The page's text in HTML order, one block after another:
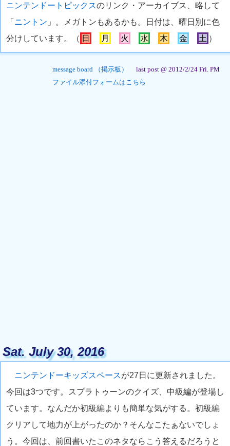
ニンテンドートピックスのリンク・アーカイブス、略して
「 ニントン 」。メガトンもあるかも。日付は、曜日別に色
分けしています。（ 日 月 火 水 木 金 土 ）
message board （掲示板）
last post @ 2012/2/24 Fri. PM
ファイル添付フォームはこちら
Sat. July 30, 2016
ニンテンドーキッズスペースが27日に更新されました。
今回は3つです。スプラトゥーンのクイズ、中級編が登場し
ています。なんだか初級編よりも簡単な気がする。初級編
クリアして地力が上がったのか？そんなこたぁないでしょ
う。今回は、前回書いたこのネタならこう答えるだろうと